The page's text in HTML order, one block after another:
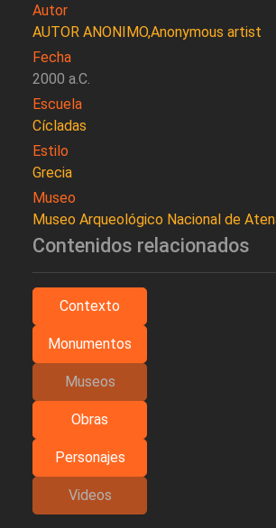
Autor
AUTOR ANONIMO,Anonymous artist
Fecha
2000 a.C.
Escuela
Cícladas
Estilo
Grecia
Museo
Museo Arqueológico Nacional de
Contenidos relacionados
Contexto
Monumentos
Museos
Obras
Personajes
Videos